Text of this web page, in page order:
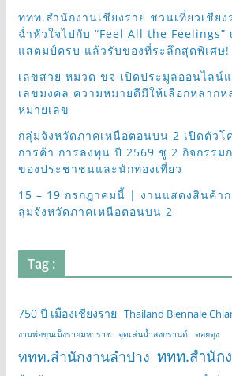
ททท.สำนักงานเชียงราย ชวนเที่ยวเชีย
ฉ่ำหัวใจไปกับ “Feel All the Feelings”
แสตมป์ครบ แล้วรับของที่ระลึกสุดพิเศษ
เลขสวย หมวด ขจ เปิดประมูลออนไลน์
เลขมงคล ความหมายดีมีให้เลือกหลากห
หมายเลข
กลุ่มจังหวัดภาคเหนือตอนบน 2 เปิดตัวโ
การค้า การลงทุน ปี 2569 ชู 2 กิจกรรม
ของประชาชนและนักท่องเที่ยว
15 – 19 กรกฎาคมนี้ | งานแสดงสินค้า
ลุ่มจังหวัดภาคเหนือตอนบน 2
Tag :
750 ปี เมืองเชียงราย Thailand Biennale
งานพ่อขุนเม็งรายมหาราช จุดเล่นน้ำสงกรานต์ ดอยตุง
ททท.สำนักงานลำปาง ททท.สำนัก